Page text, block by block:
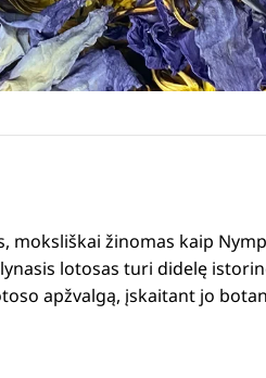
moksliškai žinomas kaip
lotosas turi didelę
apžvalgą, įskaitant jo